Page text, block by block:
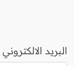
البريد الالكتروني